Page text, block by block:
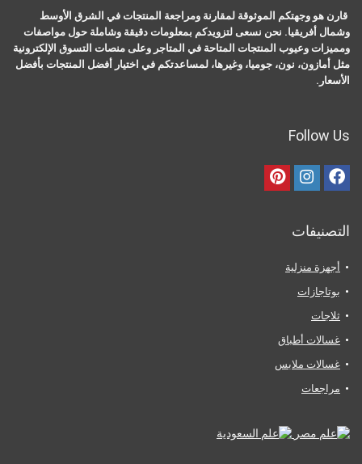
قارن هو وجهتكم الموثوقة لمقارنة ومراجعة المنتجات في الشرق الأوسط
وشمال أفريقيا. نحن نسعى لتزويدكم بمعلومات دقيقة وشاملة حول مواصفات
ومميزات وعيوب المنتجات المتاحة في المتاجر وعلى منصات التسوق الإلكترونية
مثل أمازون، نون، جوميا، وغيرها، لمساعدتكم في اختيار أفضل المنتجات بأفضل
الأسعار.
Follow Us
التصنيفات
أجهزة منزلية
بوتاجازات
ثلاجات
غسالات أطباق
غسالات ملابس
مراجعات